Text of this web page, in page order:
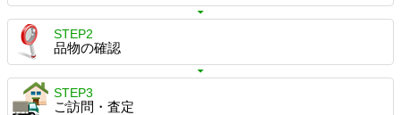
STEP2
品物の確認
STEP3
ご訪問・査定